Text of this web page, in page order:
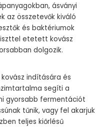
ásványi
az összetevők kiváló
és baktériumok
etetett kovász
dolgozik.
indítására és
segíti a
gyorsabb fermentációt
tűnik, vagy fel akarjuk
teljes kiőrlésű